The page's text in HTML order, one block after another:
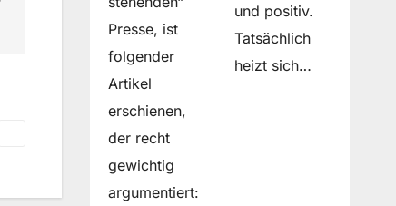
Presse, ist
folgender
Artikel
erschienen,
der recht
gewichtig
argumentiert:
und positiv.
Tatsächlich
heizt sich…